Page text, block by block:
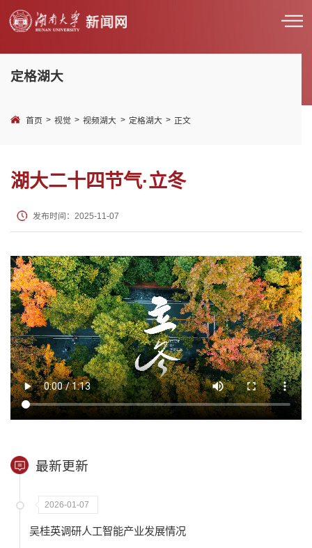
定格湖大
首页 > 视觉 > 视频湖大 > 定格湖大 > 正文
湖大二十四节气·立冬
发布时间：2025-11-07
最新更新
2026-01-07
吴桂英调研人工智能产业发展情况